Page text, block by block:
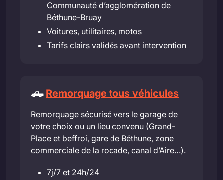
Communauté d’agglomération de
Béthune-Bruay
Voitures, utilitaires, motos
Tarifs clairs validés avant intervention
🛻 Remorquage tous véhicules
Remorquage sécurisé vers le garage de
votre choix ou un lieu convenu (Grand-
Place et beffroi, gare de Béthune, zone
commerciale de la rocade, canal d’Aire…).
7j/7 et 24h/24